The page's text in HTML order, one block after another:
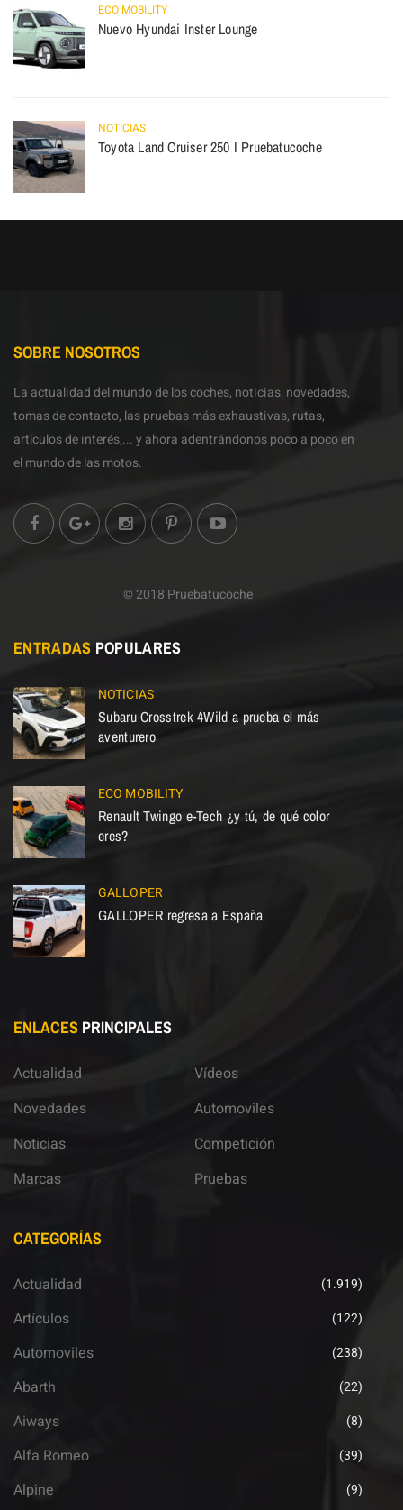
ECO MOBILITY
Nuevo Hyundai Inster Lounge
NOTICIAS
Toyota Land Cruiser 250 I Pruebatucoche
SOBRE NOSOTROS
La actualidad del mundo de los coches, noticias, novedades,
tomas de contacto, las pruebas más exhaustivas, rutas,
artículos de interés,... y ahora adentrándonos poco a poco en
el mundo de las motos.
© 2018 Pruebatucoche
ENTRADAS POPULARES
NOTICIAS
Subaru Crosstrek 4Wild a prueba el más
aventurero
ECO MOBILITY
Renault Twingo e-Tech ¿y tú, de qué color
eres?
GALLOPER
GALLOPER regresa a España
ENLACES PRINCIPALES
Actualidad
Novedades
Noticias
Marcas
Vídeos
Automoviles
Competición
Pruebas
CATEGORÍAS
Actualidad (1.919)
Artículos (122)
Automoviles (238)
Abarth (22)
Aiways (8)
Alfa Romeo (39)
Alpine (9)